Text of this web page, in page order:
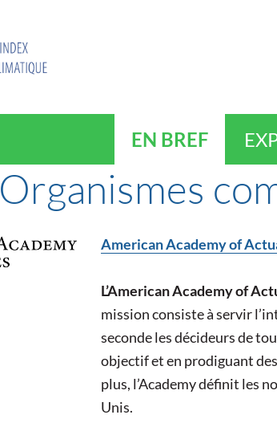
EN BREF
Organismes
American Academy of
L’American Academy of
mission consiste à servir
seconde les décideurs de
objectif et en prodiguant
plus, l’Academy définit les
Unis.